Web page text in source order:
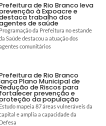
de Rio Branco leva
à Expoacre e
trabalho dos
de saúde
Programação da Prefeitura no estande
Saúde destacou a atuação dos
comunitários
de Rio Branco
Plano Municipal de
de Riscos para
fortalecer prevenção e
da população
Estudo mapeia 87 áreas vulneráveis da
e amplia a capacidade da
Defesa